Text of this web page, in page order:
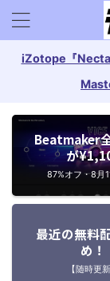
iZotope『
Beatmaker
が
87%オフ・8月
最近の無料
め！
【随時更新